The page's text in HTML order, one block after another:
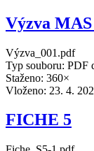
Výzva MAS
Výzva_001.pdf
Typ souboru: PDF
Staženo: 360×
Vloženo: 23. 4.
FICHE 5